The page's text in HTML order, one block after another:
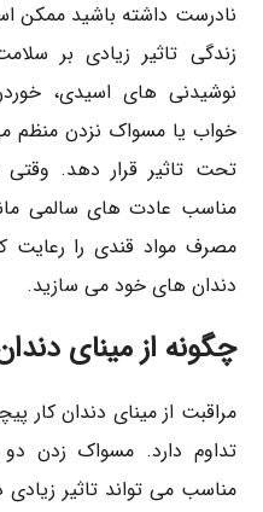
نادرست داشته باشید ممکن
زندگی تاثیر زیادی بر
نوشیدنی های اسیدی،
خواب یا مسواک نزدن منظم
تحت تاثیر قرار دهد. وقتی
مناسب عادت های سالمی
مصرف مواد قندی را رعایت
دندان های خود می سازید.
چگونه از مینای
مراقبت از مینای دندان کار
تداوم دارد. مسواک زدن
مناسب می تواند تاثیر